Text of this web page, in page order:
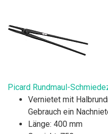
Picard Rundmaul-
Vernietet mit
Gebrauch ein
Länge: 400 mm